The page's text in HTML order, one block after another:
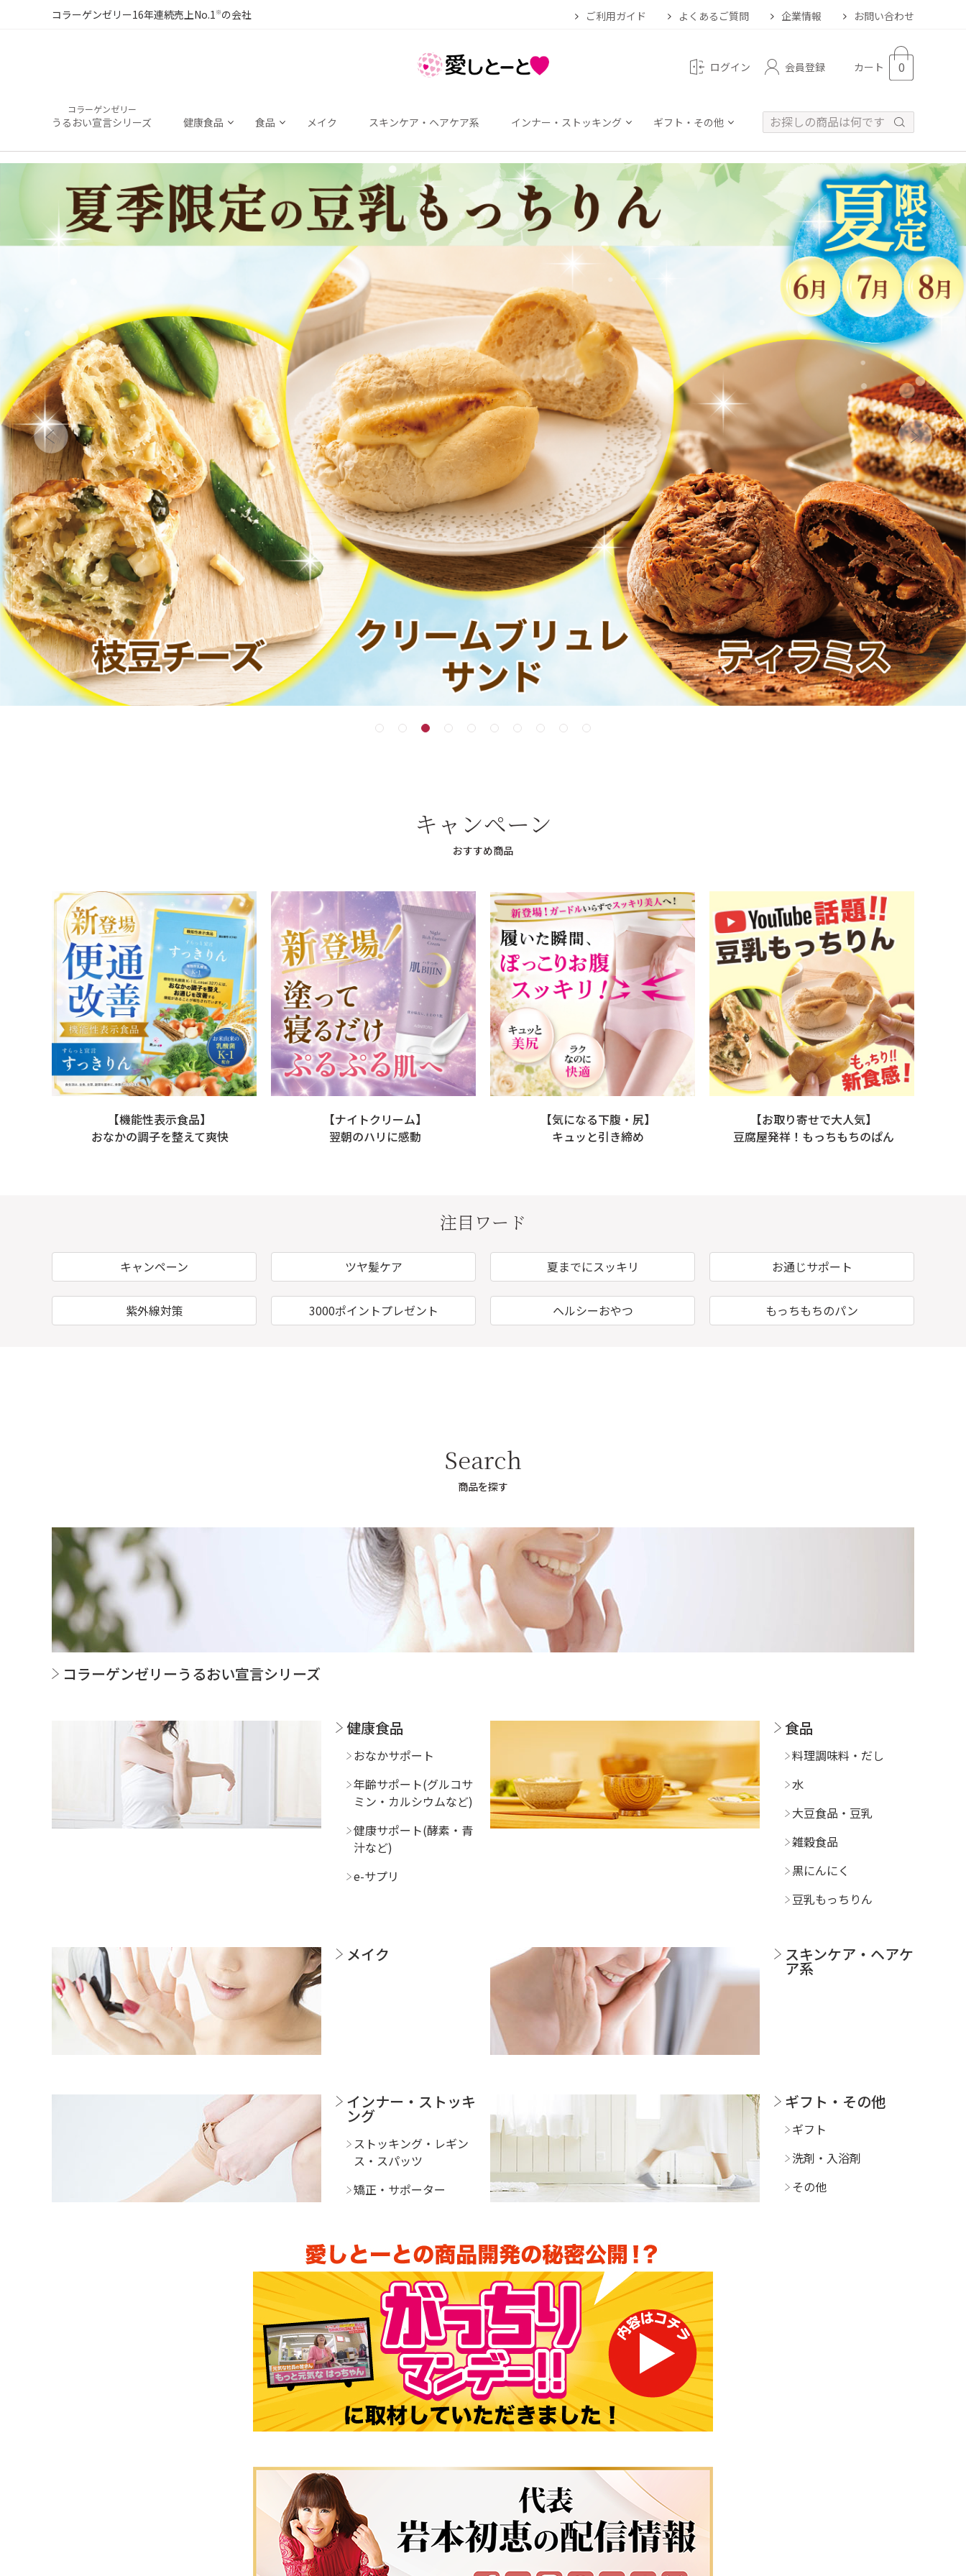
コラーゲンゼリー16年連続売上No.1※の会社
ログイン 会員登録 カート 0
コラーゲンゼリー
うるおい宣言シリーズ 健康食品 食品 メイク スキンケア・ヘアケア系 インナー・ストッキング ギフト・その他
ご利用ガイド よくあるご質問 企業情報 お問い合わせ
キャンペーン
おすすめ商品
【機能性表示食品】
おなかの調子を整えて爽快
【ナイトクリーム】
翌朝のハリに感動
【気になる下腹・尻】
キュッと引き締め
【お取り寄せで大人気】
豆腐屋発祥！もっちもちのぱん
注目ワード
キャンペーン ツヤ髪ケア 夏までにスッキリ お通じサポート
紫外線対策 3000ポイントプレゼント ヘルシーおやつ もっちもちのパン
Search
商品を探す
コラーゲンゼリーうるおい宣言シリーズ
健康食品
おなかサポート
年齢サポート(グルコサ
ミン・カルシウムなど)
健康サポート(酵素・青
汁など)
e-サプリ
食品
料理調味料・だし
水
大豆食品・豆乳
雑穀食品
黒にんにく
豆乳もっちりん
メイク スキンケア・ヘアケ
ア系
インナー・ストッキ
ング
ストッキング・レギン
ス・スパッツ
矯正・サポーター
ギフト・その他
ギフト
洗剤・入浴剤
その他